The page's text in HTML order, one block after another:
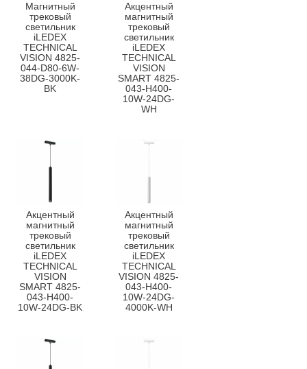
Магнитный
трековый
светильник
iLEDEX
TECHNICAL
VISION 4825-
044-D80-6W-
38DG-3000K-
BK
Акцентный
магнитный
трековый
светильник
iLEDEX
TECHNICAL
VISION
SMART 4825-
043-H400-
10W-24DG-
WH
Акцентный
магнитный
трековый
светильник
iLEDEX
TECHNICAL
VISION
SMART 4825-
043-H400-
10W-24DG-BK
Акцентный
магнитный
трековый
светильник
iLEDEX
TECHNICAL
VISION 4825-
043-H400-
10W-24DG-
4000K-WH